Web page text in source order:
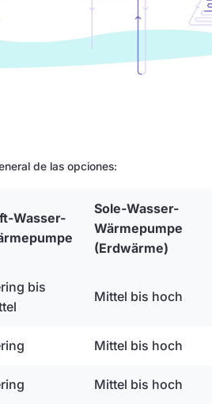
de las opciones:
Wasser-
Sole-Wasser-
Wärmepumpe
(Erdwärme)
bis
Mittel bis hoch
Mittel bis hoch
Mittel bis hoch